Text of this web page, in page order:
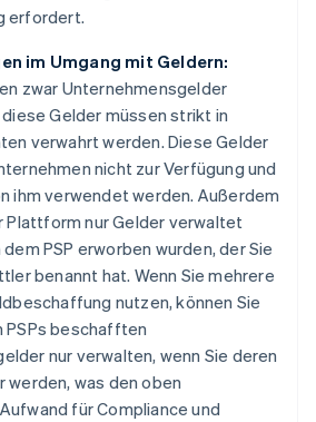
erfordert.
im Umgang mit Geldern:
zwar Unternehmensgelder
Gelder müssen strikt in
verwahrt werden. Diese Gelder
nicht zur Verfügung und
ihm verwendet werden. Außerdem
Plattform nur Gelder verwaltet
PSP erworben wurden, der Sie
benannt hat. Wenn Sie mehrere
nutzen, können Sie
PSPs beschafften
nur verwalten, wenn Sie deren
werden, was den oben
für Compliance und